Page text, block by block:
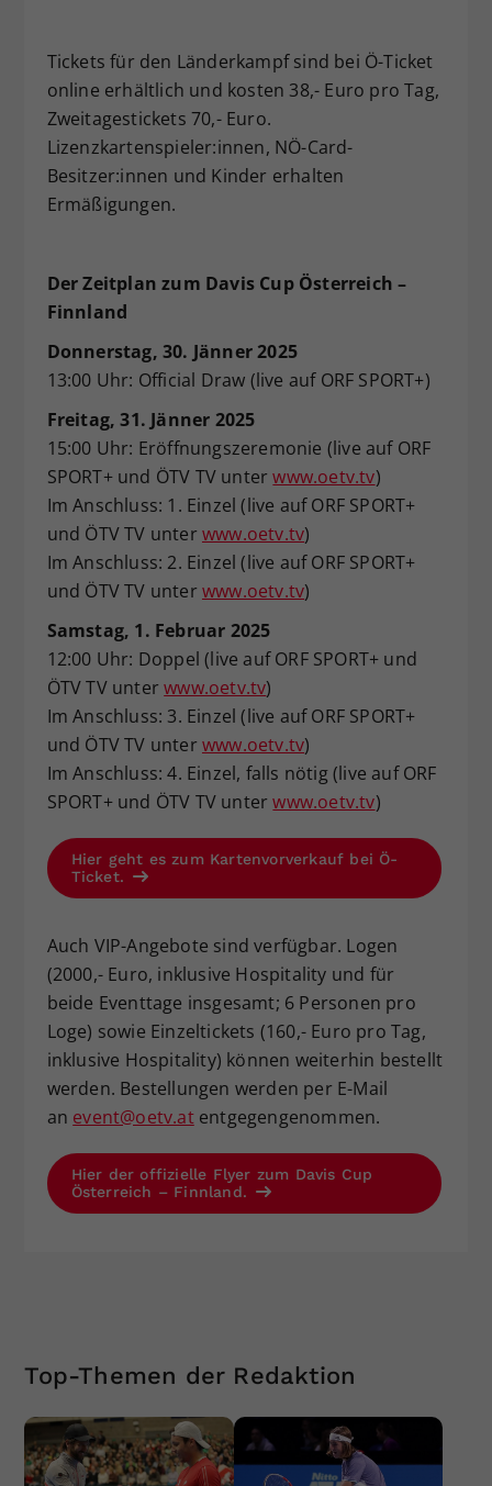
Tickets für den Länderkampf sind bei Ö-Ticket
online erhältlich und kosten 38,- Euro pro Tag,
Zweitagestickets 70,- Euro.
Lizenzkartenspieler:innen, NÖ-Card-
Besitzer:innen und Kinder erhalten
Ermäßigungen.
Der Zeitplan zum Davis Cup Österreich –
Finnland
Donnerstag, 30. Jänner 2025
13:00 Uhr: Official Draw (live auf ORF SPORT+)
Freitag, 31. Jänner 2025
15:00 Uhr: Eröffnungszeremonie (live auf ORF
SPORT+ und ÖTV TV unterwww.oetv.tv)
Im Anschluss: 1. Einzel (live auf ORF SPORT+
und ÖTV TV unter www.oetv.tv)
Im Anschluss: 2. Einzel (live auf ORF SPORT+
und ÖTV TV unter www.oetv.tv)
Samstag, 1. Februar 2025
12:00 Uhr: Doppel (live auf ORF SPORT+ und
ÖTV TV unterwww.oetv.tv)
Im Anschluss: 3. Einzel (live auf ORF SPORT+
und ÖTV TV unter www.oetv.tv)
Im Anschluss: 4. Einzel, falls nötig (live auf ORF
SPORT+ und ÖTV TV unterwww.oetv.tv)
Hier geht es zum Kartenvorverkauf bei Ö-
Ticket.
Auch VIP-Angebote sind verfügbar. Logen
(2000,- Euro, inklusive Hospitality und für
beide Eventtage insgesamt; 6 Personen pro
Loge) sowie Einzeltickets (160,- Euro pro Tag,
inklusive Hospitality) können weiterhin bestellt
werden. Bestellungen werden per E-Mail
an event@oetv.atentgegengenommen.
Hier der offizielle Flyer zum Davis Cup
Österreich – Finnland.
Top-Themen der Redaktion